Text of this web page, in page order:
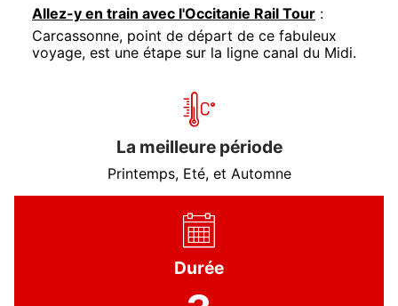
Allez-y en train avec l'Occitanie Rail Tour :
Carcassonne, point de départ de ce fabuleux
voyage, est une étape sur la ligne canal du Midi.
La meilleure période
Printemps, Eté, et Automne
Durée